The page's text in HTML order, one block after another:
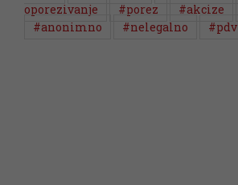
oporezivanje
#porez #akcize
#anonimno
#nelegalno #pdv